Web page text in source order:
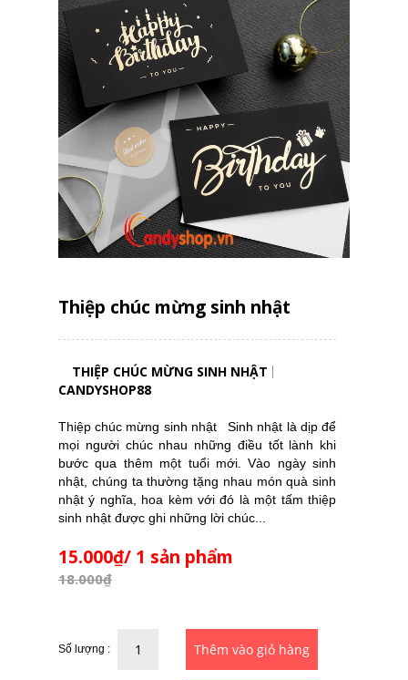
Thiệp chúc mừng sinh nhật
THIỆP CHÚC MỪNG SINH NHẬT
CANDYSHOP88
Thiệp chúc mừng sinh nhật Sinh nhật là dịp để
mọi người chúc nhau những điều tốt lành khi
bước qua thêm một tuổi mới. Vào ngày sinh
nhật, chúng ta thường tặng nhau món quà sinh
nhật ý nghĩa, hoa kèm với đó là một tấm thiệp
sinh nhật được ghi những lời chúc...
15.000₫/ 1 sản phẩm
18.000₫
Số lượng :